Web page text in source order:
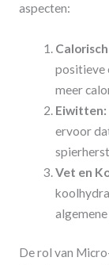
aspecten:
positieve
meer
Eiwitten:
ervoor
Vet en
De rol van